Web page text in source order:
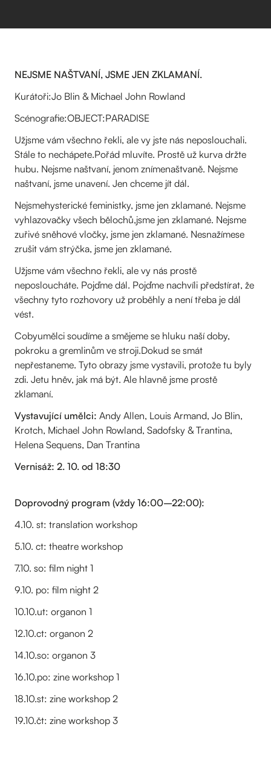
NEJSME NAŠTVANÍ, JSME JEN ZKLAMANÍ.
Kurátoři:Jo Blin & Michael John Rowland
Scénografie:OBJECT:PARADISE
Užjsme vám všechno řekli, ale vy jste nás neposlouchali.
Stále to nechápete.Pořád mluvíte. Prostě už kurva držte
hubu. Nejsme naštvaní, jenom znímenaštvaně. Nejsme
naštvaní, jsme unavení. Jen chceme jít dál.
Nejsmehysterické feministky, jsme jen zklamané. Nejsme
vyhlazovačky všech bělochů,jsme jen zklamané. Nejsme
zuřivé sněhové vločky, jsme jen zklamané. Nesnažímese
zrušit vám strýčka, jsme jen zklamané.
Užjsme vám všechno řekli, ale vy nás prostě
neposloucháte. Pojďme dál. Pojďme nachvíli předstírat, že
všechny tyto rozhovory už proběhly a není třeba je dál
vést.
Cobyumělci soudíme a smějeme se hluku naší doby,
pokroku a gremlinům ve stroji.Dokud se smát
nepřestaneme. Tyto obrazy jsme vystavili, protože tu byly
zdi. Jetu hněv, jak má být. Ale hlavně jsme prostě
zklamaní.
Vystavující umělci: Andy Allen, Louis Armand, Jo Blin,
Krotch, Michael John Rowland, Sadofsky & Trantina,
Helena Sequens, Dan Trantina
Vernisáž: 2. 10. od 18:30
Doprovodný program (vždy 16:00–22:00):
4.10. st: translation workshop
5.10. ct: theatre workshop
7.10. so: film night 1
9.10. po: film night 2
10.10.ut: organon 1
12.10.ct: organon 2
14.10.so: organon 3
16.10.po: zine workshop 1
18.10.st: zine workshop 2
19.10.čt: zine workshop 3